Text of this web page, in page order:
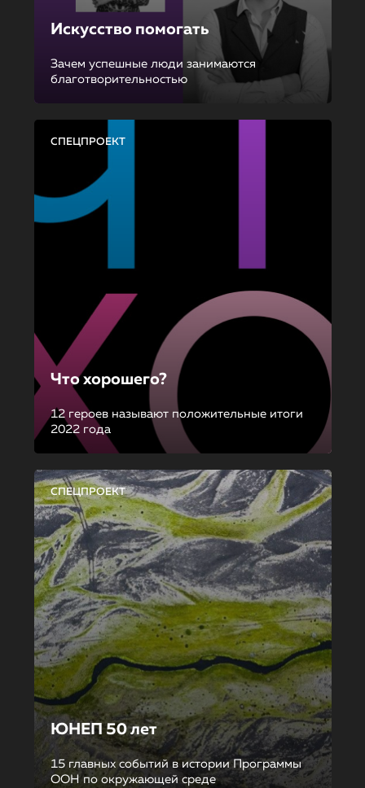
Искусство помогать
Зачем успешные люди занимаются
благотворительностью
СПЕЦПРОЕКТ
Что хорошего?
12 героев называют положительные итоги
2022 года
СПЕЦПРОЕКТ
ЮНЕП 50 лет
15 главных событий в истории Программы
ООН по окружающей среде